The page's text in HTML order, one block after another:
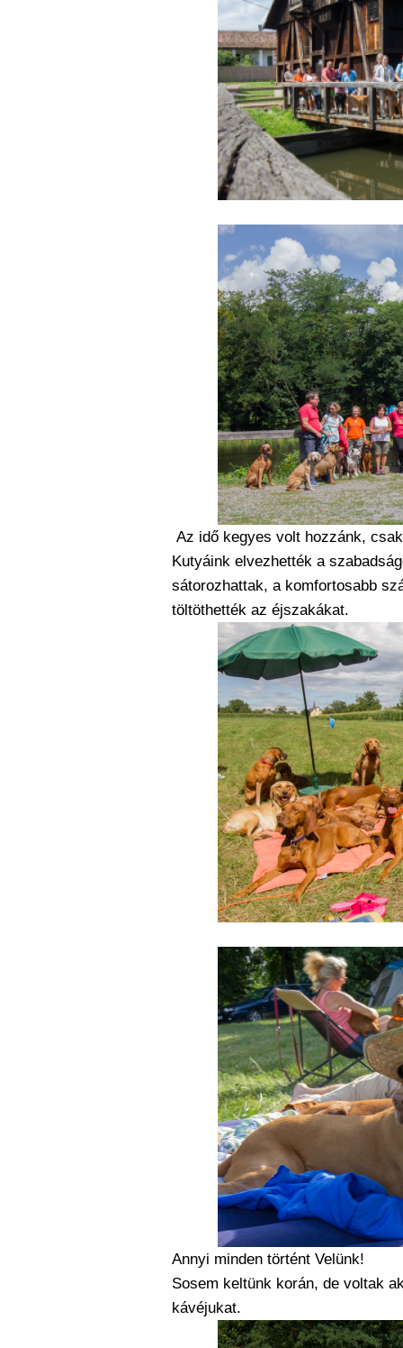
Az idő kegyes volt hozzánk,
Kutyáink elvezhették a
sátorozhattak, a komfortosabb
töltöthették az éjszakákat.
Annyi minden történt Velünk!
Sosem keltünk korán, de voltak
kávéjukat.